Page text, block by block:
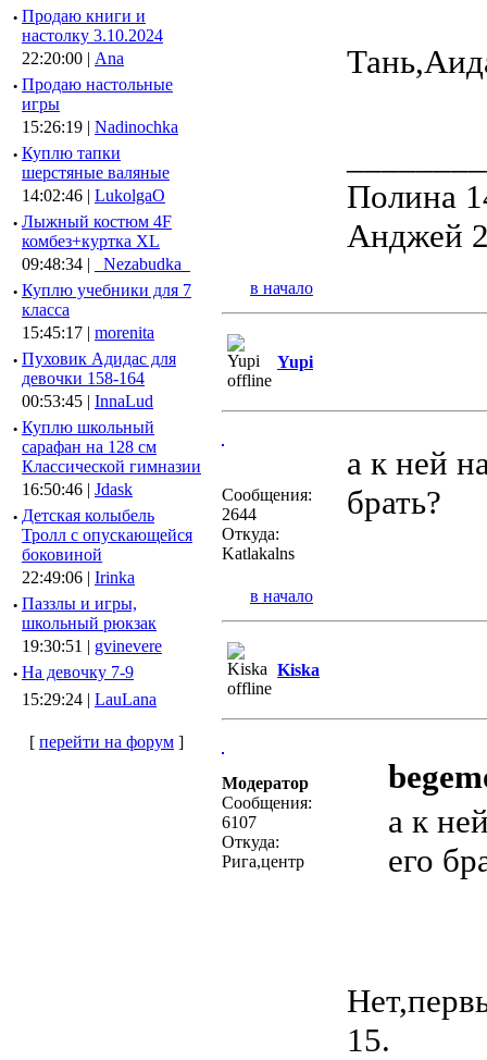
· Продаю книги и
настолку 3.10.2024
22:20:00 | Ana
· Продаю настольные
игры
15:26:19 | Nadinochka
· Куплю тапки
шерстяные валяные
14:02:46 | LukolgaO
· Лыжный костюм 4F
комбез+куртка XL
09:48:34 |
_Nezabudka_
· Куплю учебники для 7
класса
15:45:17 | morenita
· Пуховик Адидас для
девочки 158-164
00:53:45 | InnaLud
· Куплю школьный
сарафан на 128 см
Классической гимназии
16:50:46 | Jdask
· Детская колыбель
Тролл с опускающейся
боковиной
22:49:06 | Irinka
· Паззлы и игры,
школьный рюкзак
19:30:51 | gvinevere
· Hа девочку 7-9
15:29:24 | LauLana
[ перейти на форум ]
Полина
Анджей
в начало
Yupi
Сообщения:
2644
Откуда:
Katlakalns
а к ней
брать?
в начало
Kiska
Модератор
Сообщения:
6107
Откуда:
Рига,центр
а к
его
15.